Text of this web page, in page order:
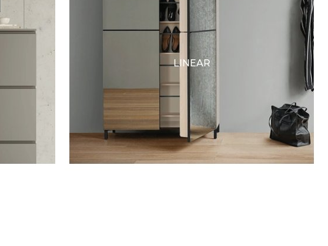
LINEAR